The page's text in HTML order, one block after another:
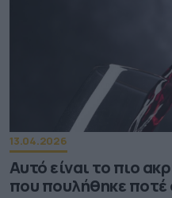
13.04.2026
Αυτό είναι το πιο
που πουλήθηκε